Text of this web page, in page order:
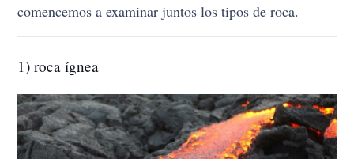
comencemos a examinar juntos los tipos de roca.
1) roca ígnea